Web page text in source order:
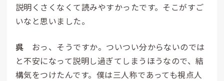
説明くさくなくて読みやすかったです。そこがすご
いなと思いました。
呉 おっ、そうですか。ついつい分からないのでは
と不安になって説明し過ぎてしまうほうなので、結
構気をつけたんです。僕は三人称であっても視点人